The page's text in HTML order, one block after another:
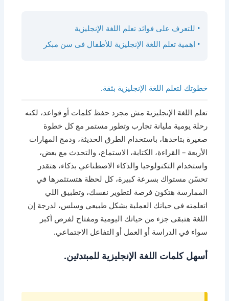
• للتعرف على فوائد تعلم اللغة الإنجليزية
• اهمية تعلم اللغة الإنجليزية للأطفال فى سن مبكر
خطوتك لتعلم اللغة الإنجليزية بثقة.
تعلم اللغة الإنجليزية مش مجرد حفظ كلمات أو قواعد، لكنه
رحلة يومية مليانة تجارب وتطور مستمر مع كل خطوة
صغيرة بتاخدها، باستخدام الطرق الحديثة، ودمج المهارات
الأربعة – القراءة، الكتابة، الاستماع، والتحدث مع بعض،
واستخدام التكنولوجيا والذكاء الاصطناعي بذكاء، هتقدر
تحسّن مستواك بسرعة كبيرة، كل لحظة هتستثمرها في
الممارسة هتكون فرصة لتطوير نفسك، وتطبيق اللي
اتعلمته في حياتك العملية بشكل طبيعي وسلس، لدرجة إن
اللغة هتبقى جزء من حياتك اليومية ومفتاح لفرص أكبر
سواء في الدراسة أو العمل أو التفاعل الاجتماعي.
أسهل كلمات اللغة الإنجليزية للمبتدئين.